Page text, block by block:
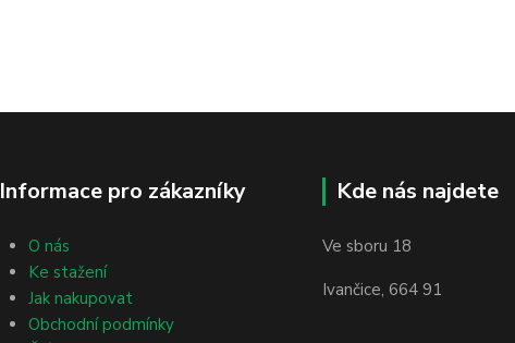
Informace pro zákazníky
O nás
Ke stažení
Jak nakupovat
Obchodní podmínky
Kde nás najdete
Ve sboru 18
Ivančice, 664 91